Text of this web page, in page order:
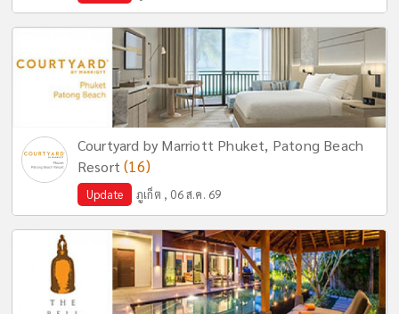
Courtyard by Marriott Phuket, Patong Beach
Resort(16)
Update ภูเก็ต , 06 ส.ค. 69